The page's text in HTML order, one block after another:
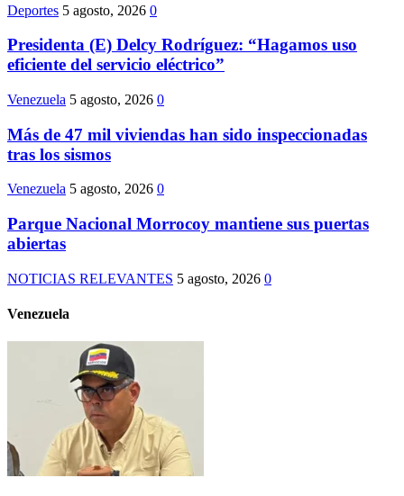
Deportes 5 agosto, 2026 0
Presidenta (E) Delcy Rodríguez: “Hagamos uso
eficiente del servicio eléctrico”
Venezuela 5 agosto, 2026 0
Más de 47 mil viviendas han sido inspeccionadas
tras los sismos
Venezuela 5 agosto, 2026 0
Parque Nacional Morrocoy mantiene sus puertas
abiertas
NOTICIAS RELEVANTES 5 agosto, 2026 0
Venezuela